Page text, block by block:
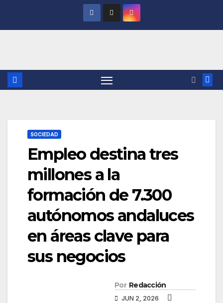
SOCIEDAD
Empleo destina tres
millones a la
formación de 7.300
autónomos andaluces
en áreas clave para
sus negocios
Por Redacción
JUN 2, 2026